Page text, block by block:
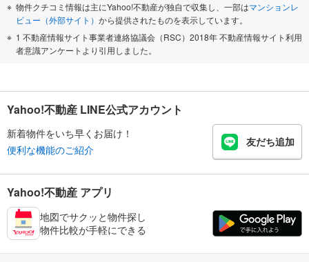
物件クチコミ情報は主にYahoo!不動産が独自で収集し、一部はマンションレ
ビュー（外部サイト） から提供されたものを表示しています。
1 不動産情報サイト事業者連絡協議会（RSC）2018年 不動産情報サイト利用
者意識アンケートより引用しました。
Yahoo!不動産 LINE公式アカウント
新着物件をいち早くお届け！
便利な機能のご紹介
友だち追加
Yahoo!不動産 アプリ
地図でサクッと物件探し
物件比較が手軽にできる